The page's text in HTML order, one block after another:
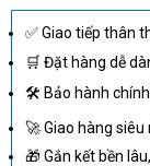
✅ Giao tiếp thân
🛒 Đặt hàng dễ
🛠 Bảo hành
🚀 Giao hàng
🎁 Gắn kết bền